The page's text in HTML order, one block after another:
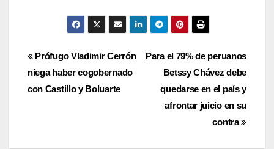
Navegación
de
Para el 79% de peruanos
Betssy Chávez debe
quedarse en el país y
afrontar juicio en su
contra
Prófugo Vladimir Cerrón
niega haber cogobernado
con Castillo y Boluarte